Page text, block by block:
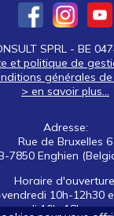
SPRL - BE
et politique de
générales
> en savoir plus...
Adresse:
Rue de Bruxelles 6
7850 Enghien
Horaire
10h-12h30
samedi 10h-18h non